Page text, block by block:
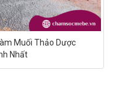
Muối Thảo Dược
Nhất